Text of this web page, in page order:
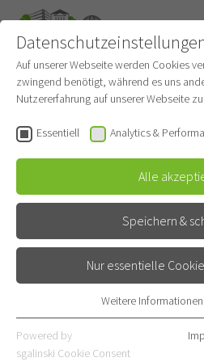
PNEUMOLOGIE UND
Auf unserer Webseite werden Cookies
zwingend benötigt, während es uns
Nutzererfahrung auf unserer Webseite
Essentiell Analytics &
Alle
Speichern &
Nur essentielle
Essentielle Cookies werden für
Webseite benötigt. Dadurch ist
Weitere
Powered by
sgalinski Cookie Consent